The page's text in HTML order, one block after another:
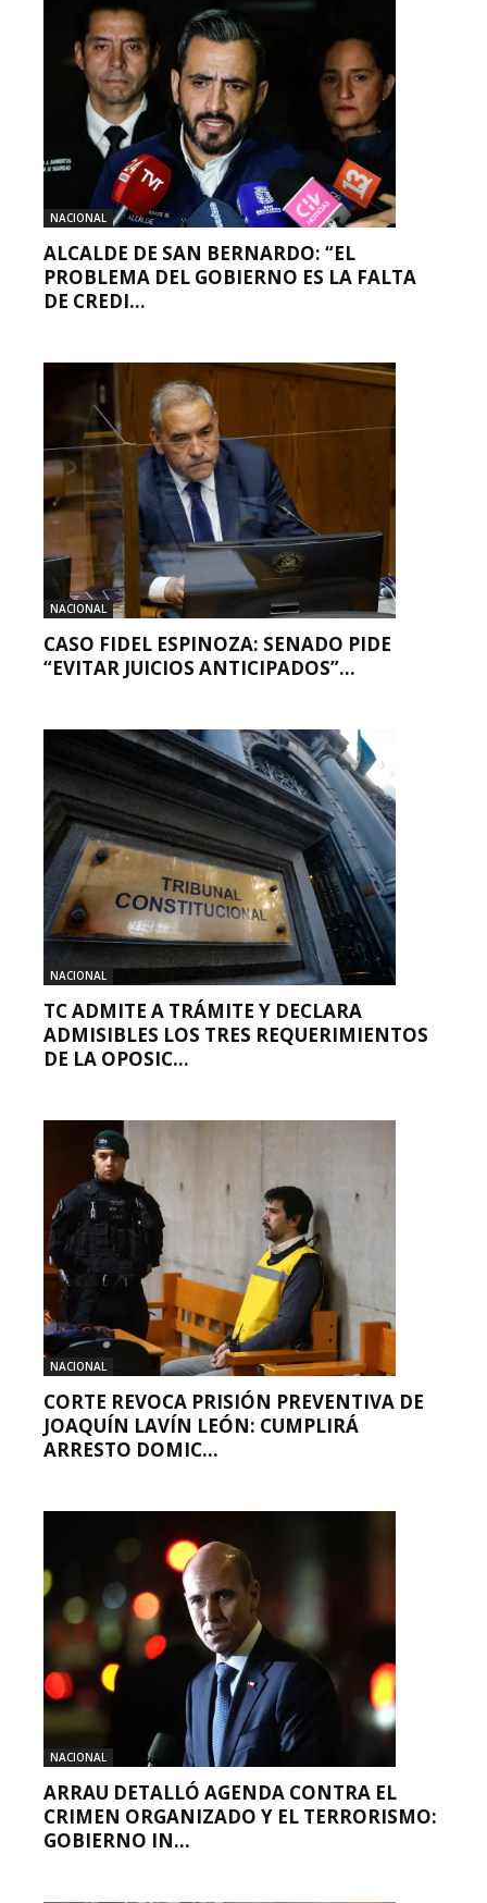
NACIONAL
ALCALDE DE SAN BERNARDO: “EL
PROBLEMA DEL GOBIERNO ES LA FALTA
DE CREDI...
NACIONAL
CASO FIDEL ESPINOZA: SENADO PIDE
“EVITAR JUICIOS ANTICIPADOS”...
NACIONAL
TC ADMITE A TRÁMITE Y DECLARA
ADMISIBLES LOS TRES REQUERIMIENTOS
DE LA OPOSIC...
NACIONAL
CORTE REVOCA PRISIÓN PREVENTIVA DE
JOAQUÍN LAVÍN LEÓN: CUMPLIRÁ
ARRESTO DOMIC...
NACIONAL
ARRAU DETALLÓ AGENDA CONTRA EL
CRIMEN ORGANIZADO Y EL TERRORISMO:
GOBIERNO IN...